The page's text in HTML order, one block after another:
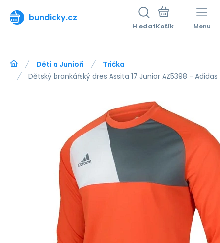
bundicky.cz
Hledat Menu
Děti a Junioři
Trička
Dětský brankářský dres Assita 17 Junior AZ5398 - Adidas